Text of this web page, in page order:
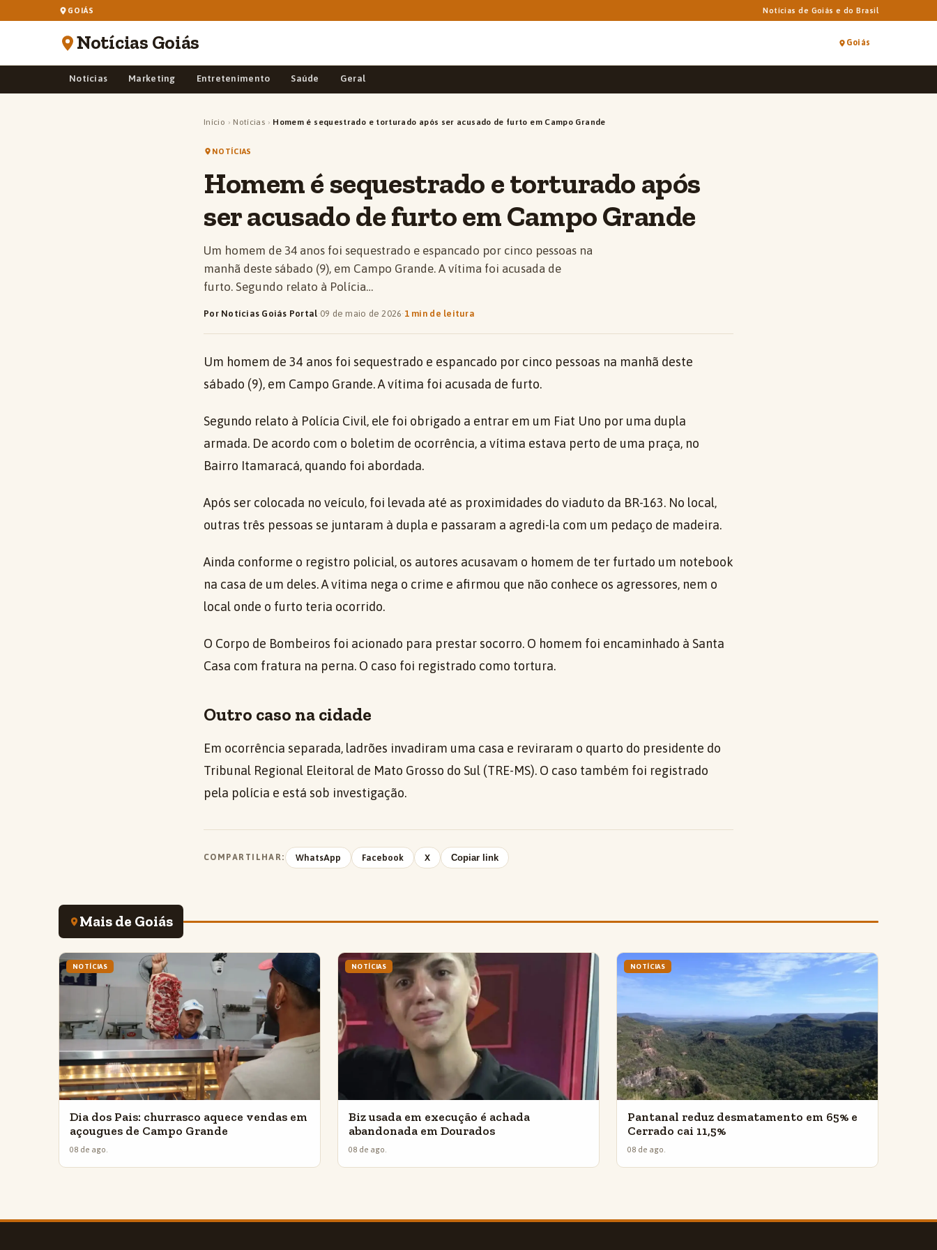
GOIÁS Notícias de Goiás e do Brasil
Notícias Goiás Goiás
Notícias Marketing Entretenimento Saúde Geral
Início › Notícias › Homem é sequestrado e torturado após ser acusado de furto em Campo Grande
NOTÍCIAS
Homem é sequestrado e torturado após
ser acusado de furto em Campo Grande
Um homem de 34 anos foi sequestrado e espancado por cinco pessoas na
manhã deste sábado (9), em Campo Grande. A vítima foi acusada de
furto. Segundo relato à Polícia…
Por Notícias Goiás Portal·09 de maio de 2026· 1 min de leitura
Um homem de 34 anos foi sequestrado e espancado por cinco pessoas na manhã deste
sábado (9), em Campo Grande. A vítima foi acusada de furto.
Segundo relato à Polícia Civil, ele foi obrigado a entrar em um Fiat Uno por uma dupla
armada. De acordo com o boletim de ocorrência, a vítima estava perto de uma praça, no
Bairro Itamaracá, quando foi abordada.
Após ser colocada no veículo, foi levada até as proximidades do viaduto da BR-163. No local,
outras três pessoas se juntaram à dupla e passaram a agredi-la com um pedaço de madeira.
Ainda conforme o registro policial, os autores acusavam o homem de ter furtado um notebook
na casa de um deles. A vítima nega o crime e afirmou que não conhece os agressores, nem o
local onde o furto teria ocorrido.
O Corpo de Bombeiros foi acionado para prestar socorro. O homem foi encaminhado à Santa
Casa com fratura na perna. O caso foi registrado como tortura.
Outro caso na cidade
Em ocorrência separada, ladrões invadiram uma casa e reviraram o quarto do presidente do
Tribunal Regional Eleitoral de Mato Grosso do Sul (TRE-MS). O caso também foi registrado
pela polícia e está sob investigação.
COMPARTILHAR: WhatsApp Facebook X Copiar link
Mais de Goiás
NOTÍCIAS
Dia dos Pais: churrasco aquece vendas em
açougues de Campo Grande
08 de ago.
NOTÍCIAS
Biz usada em execução é achada
abandonada em Dourados
08 de ago.
NOTÍCIAS
Pantanal reduz desmatamento em 65% e
Cerrado cai 11,5%
08 de ago.